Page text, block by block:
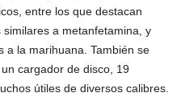
entre los que destacan
a metanfetamina, y
a la marihuana. También se
cargador de disco, 19
útiles de diversos calibres.